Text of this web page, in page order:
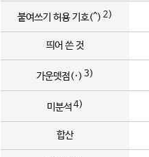
붙여쓰기 허용 기호(^) 2)
띄어 쓴 것
가운뎃점(·) 3)
미분석 4)
합산